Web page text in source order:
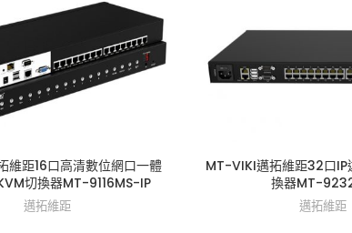
維距16口高清數位網口一體
切換器MT-9116MS-IP
邁拓維距
MT-VIKI邁拓維距32口IP
換器MT-
邁拓維距